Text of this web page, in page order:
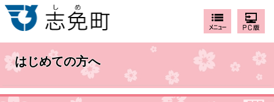
はじめての方へ